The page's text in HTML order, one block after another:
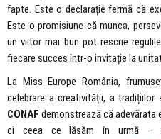
fapte. Este o declarație fermă că
Este o promisiune că munca,
un viitor mai bun pot rescrie
fiecare succes într-o invitație la
La Miss Europe România,
celebrare a creativității, a tradițiilor
CONAF demonstrează că adevărata
ci ceea ce lăsăm în urmă –